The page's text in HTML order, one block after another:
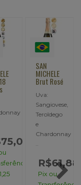
SAN
MICHELE
Brut Rosé
Uva:
Sangiovese,
Teroldego
e
Chardonnay
R$61,88
Pix ou